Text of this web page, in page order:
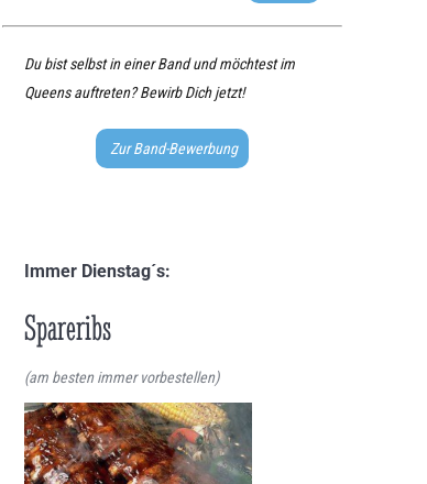
Du bist selbst in einer Band und möchtest im
Queens auftreten? Bewirb Dich jetzt!
Zur Band-Bewerbung
Immer Dienstag´s:
Spareribs
(am besten immer vorbestellen)